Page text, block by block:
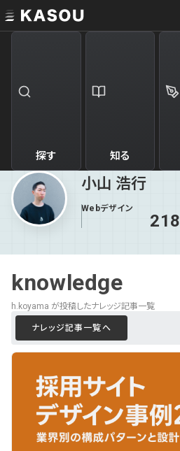
探す 知る
小山 浩行
Webデザイン
218
knowledge
h.koyama が投稿したナレッジ記事一覧
ナレッジ記事一覧へ